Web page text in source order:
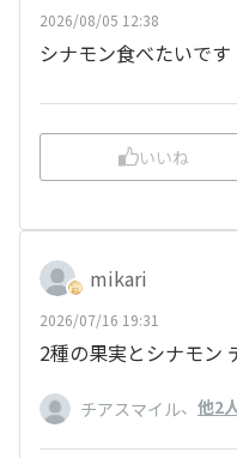
2026/08/05 12:38
シナモン食べたいです
いいね
mikari
2026/07/16 19:31
2種の果実とシナモン
チアスマイル、 他2人